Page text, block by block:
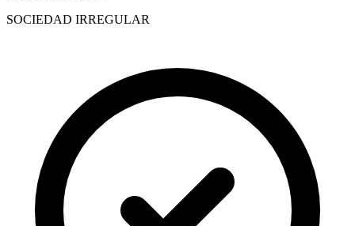
SOCIEDAD IRREGULAR